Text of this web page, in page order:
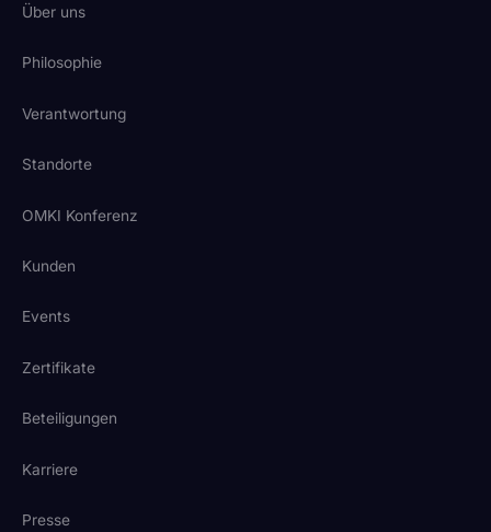
Über uns
Philosophie
Verantwortung
Standorte
OMKI Konferenz
Kunden
Events
Zertifikate
Beteiligungen
Karriere
Presse